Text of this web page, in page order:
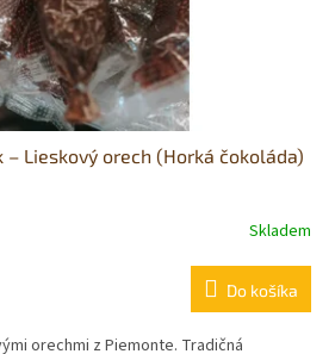
– Lieskový orech (Horká čokoláda)
Skladem
Do košíka
orechmi z Piemonte. Tradičná